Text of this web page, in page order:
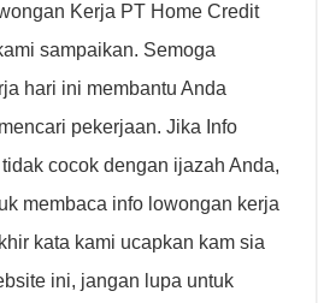
Kerja PT Home Credit
sampaikan. Semoga
hari ini membantu Anda
pekerjaan. Jika Info
cocok dengan ijazah Anda,
membaca info lowongan kerja
kata kami ucapkan kam sia
ini, jangan lupa untuk